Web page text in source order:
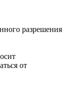
разрешения
от